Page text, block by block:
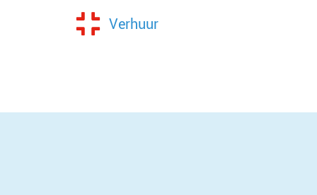
Verhuur